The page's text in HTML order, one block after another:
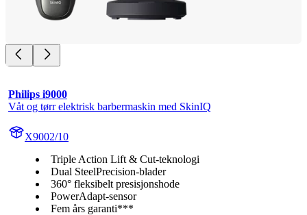
Philips i9000
Våt og tørr elektrisk barbermaskin med SkinIQ
X9002/10
Triple Action Lift & Cut-teknologi
Dual SteelPrecision-blader
360° fleksibelt presisjonshode
PowerAdapt-sensor
Fem års garanti***